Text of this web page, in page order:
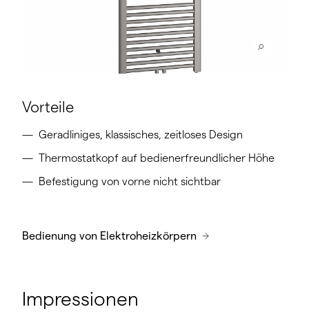
Vorteile
Geradliniges, klassisches, zeitloses Design
Thermostatkopf auf bedienerfreundlicher Höhe
Befestigung von vorne nicht sichtbar
Bedienung von Elektroheizkörpern
Impressionen